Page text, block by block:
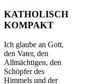
KATHOLISCH
KOMPAKT
Ich glaube an Gott,
den Vater, den
Allmächtigen, den
Schöpfer des
Himmels und der